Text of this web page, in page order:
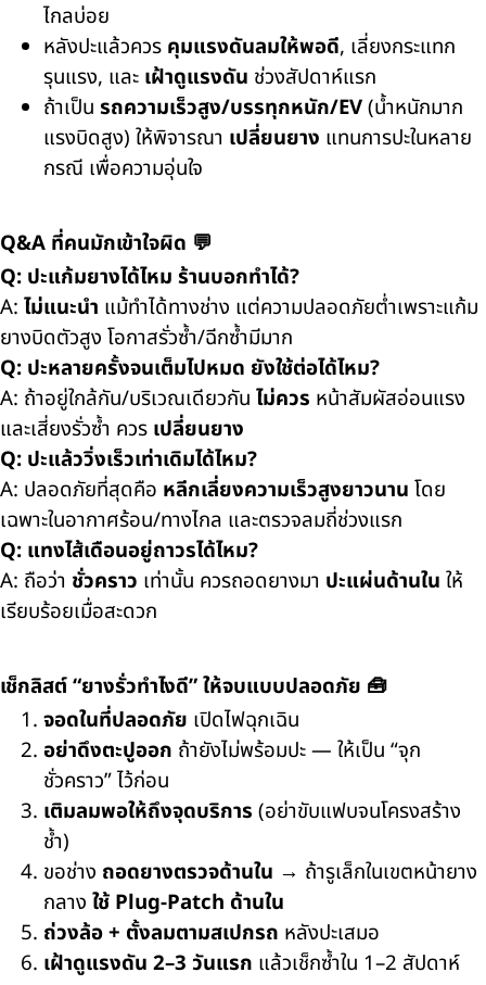
ไกลบ่อย
หลังปะแล้วควร คุมแรงดันลมให้พอดี, เลี่ยงกระแทก
รุนแรง, และ เฝ้าดูแรงดัน ช่วงสัปดาห์แรก
ถ้าเป็น รถความเร็วสูง/บรรทุกหนัก/EV(น้ำหนักมาก
แรงบิดสูง) ให้พิจารณา เปลี่ยนยาง แทนการปะในหลาย
กรณี เพื่อความอุ่นใจ
Q&A ที่คนมักเข้าใจผิด 💬
Q: ปะแก้มยางได้ไหม ร้านบอกทำได้?
A: ไม่แนะนำ แม้ทำได้ทางช่าง แต่ความปลอดภัยต่ำเพราะแก้ม
ยางบิดตัวสูง โอกาสรั่วซ้ำ/ฉีกซ้ำมีมาก
Q: ปะหลายครั้งจนเต็มไปหมด ยังใช้ต่อได้ไหม?
A: ถ้าอยู่ใกล้กัน/บริเวณเดียวกัน ไม่ควร หน้าสัมผัสอ่อนแรง
และเสี่ยงรั่วซ้ำ ควร เปลี่ยนยาง
Q: ปะแล้ววิ่งเร็วเท่าเดิมได้ไหม?
A: ปลอดภัยที่สุดคือ หลีกเลี่ยงความเร็วสูงยาวนาน โดย
เฉพาะในอากาศร้อน/ทางไกล และตรวจลมถี่ช่วงแรก
Q: แทงไส้เดือนอยู่ถาวรได้ไหม?
A: ถือว่า ชั่วคราว เท่านั้น ควรถอดยางมา ปะแผ่นด้านใน ให้
เรียบร้อยเมื่อสะดวก
เช็กลิสต์ “ยางรั่วทำไงดี” ให้จบแบบปลอดภัย 🧰
จอดในที่ปลอดภัย เปิดไฟฉุกเฉิน
อย่าดึงตะปูออก ถ้ายังไม่พร้อมปะ — ให้เป็น “จุก
ชั่วคราว” ไว้ก่อน
เติมลมพอให้ถึงจุดบริการ (อย่าขับแฟบจนโครงสร้าง
ช้ำ)
ขอช่าง ถอดยางตรวจด้านใน → ถ้ารูเล็กในเขตหน้ายาง
กลาง ใช้ Plug-Patch ด้านใน
ถ่วงล้อ + ตั้งลมตามสเปกรถ หลังปะเสมอ
เฝ้าดูแรงดัน 2–3 วันแรก แล้วเช็กซ้ำใน 1–2 สัปดาห์